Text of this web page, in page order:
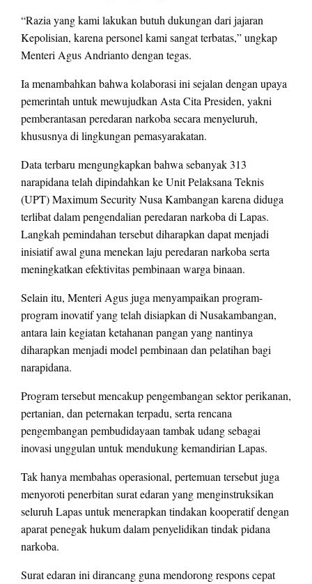
“Razia yang kami lakukan butuh dukungan dari jajaran
Kepolisian, karena personel kami sangat terbatas,” ungkap
Menteri Agus Andrianto dengan tegas.
Ia menambahkan bahwa kolaborasi ini sejalan dengan upaya
pemerintah untuk mewujudkan Asta Cita Presiden, yakni
pemberantasan peredaran narkoba secara menyeluruh,
khususnya di lingkungan pemasyarakatan.
Data terbaru mengungkapkan bahwa sebanyak 313
narapidana telah dipindahkan ke Unit Pelaksana Teknis
(UPT) Maximum Security Nusa Kambangan karena diduga
terlibat dalam pengendalian peredaran narkoba di Lapas.
Langkah pemindahan tersebut diharapkan dapat menjadi
inisiatif awal guna menekan laju peredaran narkoba serta
meningkatkan efektivitas pembinaan warga binaan.
Selain itu, Menteri Agus juga menyampaikan program-
program inovatif yang telah disiapkan di Nusakambangan,
antara lain kegiatan ketahanan pangan yang nantinya
diharapkan menjadi model pembinaan dan pelatihan bagi
narapidana.
Program tersebut mencakup pengembangan sektor perikanan,
pertanian, dan peternakan terpadu, serta rencana
pengembangan pembudidayaan tambak udang sebagai
inovasi unggulan untuk mendukung kemandirian Lapas.
Tak hanya membahas operasional, pertemuan tersebut juga
menyoroti penerbitan surat edaran yang menginstruksikan
seluruh Lapas untuk menerapkan tindakan kooperatif dengan
aparat penegak hukum dalam penyelidikan tindak pidana
narkoba.
Surat edaran ini dirancang guna mendorong respons cepat